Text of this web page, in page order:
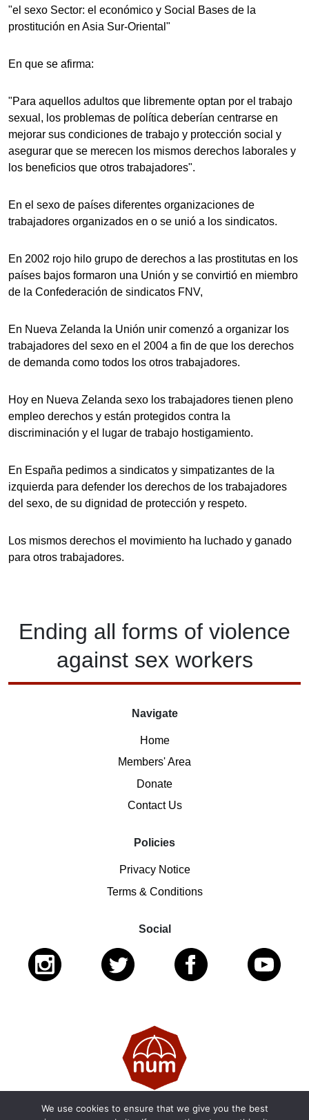
"el sexo Sector: el económico y Social Bases de la
prostitución en Asia Sur-Oriental"
En que se afirma:
"Para aquellos adultos que libremente optan por el trabajo
sexual, los problemas de política deberían centrarse en
mejorar sus condiciones de trabajo y protección social y
asegurar que se merecen los mismos derechos laborales y
los beneficios que otros trabajadores".
En el sexo de países diferentes organizaciones de
trabajadores organizados en o se unió a los sindicatos.
En 2002 rojo hilo grupo de derechos a las prostitutas en los
países bajos formaron una Unión y se convirtió en miembro
de la Confederación de sindicatos FNV,
En Nueva Zelanda la Unión unir comenzó a organizar los
trabajadores del sexo en el 2004 a fin de que los derechos
de demanda como todos los otros trabajadores.
Hoy en Nueva Zelanda sexo los trabajadores tienen pleno
empleo derechos y están protegidos contra la
discriminación y el lugar de trabajo hostigamiento.
En España pedimos a sindicatos y simpatizantes de la
izquierda para defender los derechos de los trabajadores
del sexo, de su dignidad de protección y respeto.
Los mismos derechos el movimiento ha luchado y ganado
para otros trabajadores.
Ending all forms of violence
against sex workers
Navigate
Home
Members' Area
Donate
Contact Us
Policies
Privacy Notice
Terms & Conditions
Social
We use cookies to ensure that we give you the best